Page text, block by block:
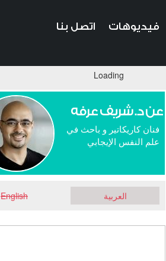
فيديوهات اتصل بنا
Loading
عن د. شريف عرفه
فنان كاريكاتير و باحث في
علم النفس الإيجابي
العربية English